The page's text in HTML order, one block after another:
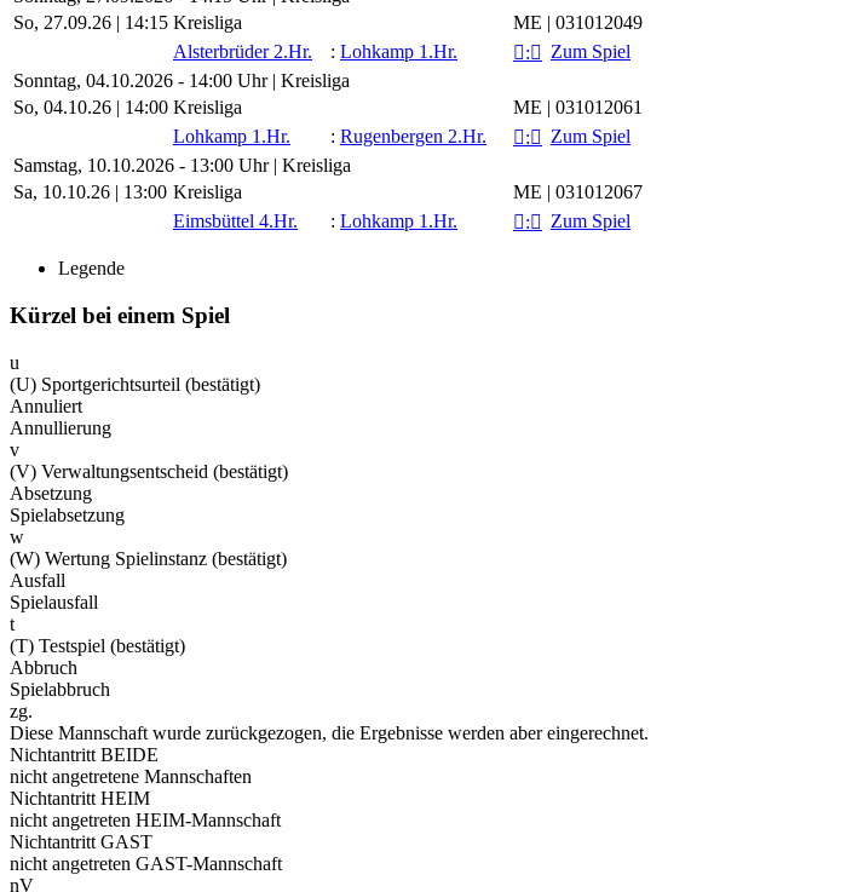
So, 27.09.26 | 14:15 Kreisliga
ME | 031012049
Alsterbrüder 2.Hr.
: Lohkamp 1.Hr. : Zum Spiel
Sonntag, 04.10.2026 - 14:00 Uhr | Kreisliga
So, 04.10.26 | 14:00 Kreisliga
ME | 031012061
Lohkamp 1.Hr.
: Rugenbergen 2.Hr. : Zum Spiel
Samstag, 10.10.2026 - 13:00 Uhr | Kreisliga
Sa, 10.10.26 | 13:00 Kreisliga
ME | 031012067
Eimsbüttel 4.Hr.
: Lohkamp 1.Hr. : Zum Spiel
Legende
Kürzel bei einem Spiel
u
(U) Sportgerichtsurteil (bestätigt)
Annuliert
Annullierung
v
(V) Verwaltungsentscheid (bestätigt)
Absetzung
Spielabsetzung
w
(W) Wertung Spielinstanz (bestätigt)
Ausfall
Spielausfall
t
(T) Testspiel (bestätigt)
Abbruch
Spielabbruch
zg.
Diese Mannschaft wurde zurückgezogen, die Ergebnisse werden aber eingerechnet.
Nichtantritt BEIDE
nicht angetretene Mannschaften
Nichtantritt HEIM
nicht angetreten HEIM-Mannschaft
Nichtantritt GAST
nicht angetreten GAST-Mannschaft
nV